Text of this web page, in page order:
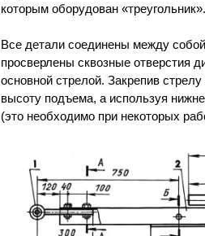
которым оборудован «треугольник».
Все детали соединены между
просверлены сквозные отверстия
основной стрелой. Закрепив
высоту подъема, а используя
(это необходимо при некоторых